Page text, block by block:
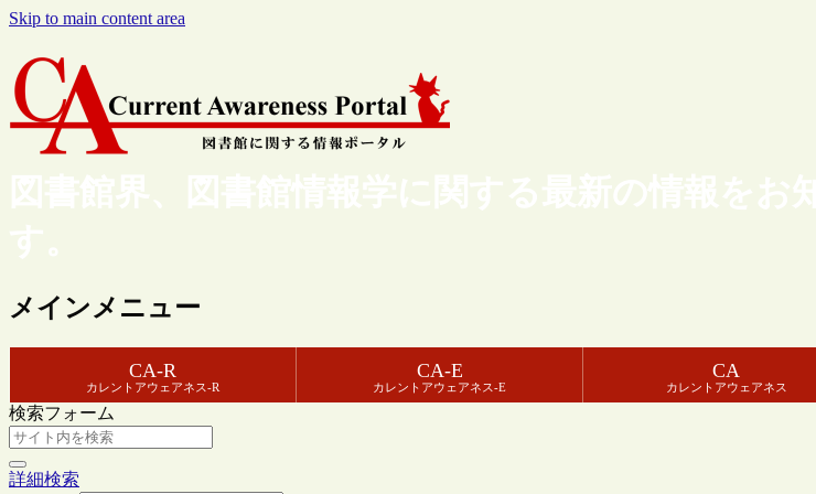
Skip to main content area
図書館界、図書館情報学に関する最新の情報を
す。
メインメニュー
CA-R
カレントアウェアネス-R
CA-E
カレントアウェアネス-E
CA
カレントアウェアネス
検索フォーム
詳細検索